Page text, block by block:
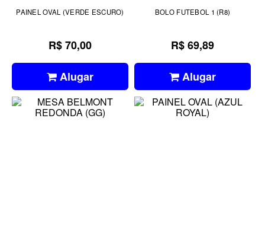
PAINEL OVAL (VERDE ESCURO)
R$ 70,00
Alugar
BOLO FUTEBOL 1 (R8)
R$ 69,89
Alugar